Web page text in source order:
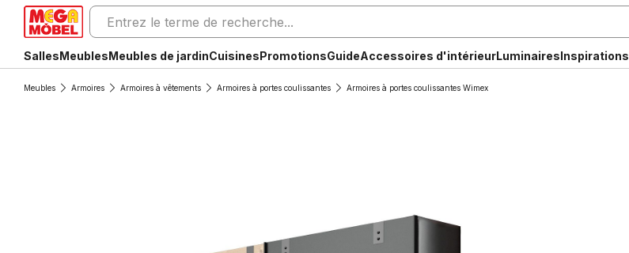
SallesMeublesMeubles de jardinCuisinesPromotionsGuideAccessoires d'intérieurLuminairesInspirations
Meubles Armoires Armoires à vêtements Armoires à portes coulissantes Armoires à portes coulissantes Wimex